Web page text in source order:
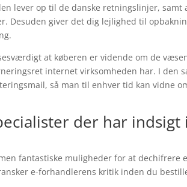
lever op til de danske retningslinjer,
Desuden giver det dig lejlighed til
at køberen er vidende om de
internet virksomheden har. I den
så man til enhver tid kan vidne
der har
fantastiske muligheder for at dechifrere
e-forhandlerens kritik inden du